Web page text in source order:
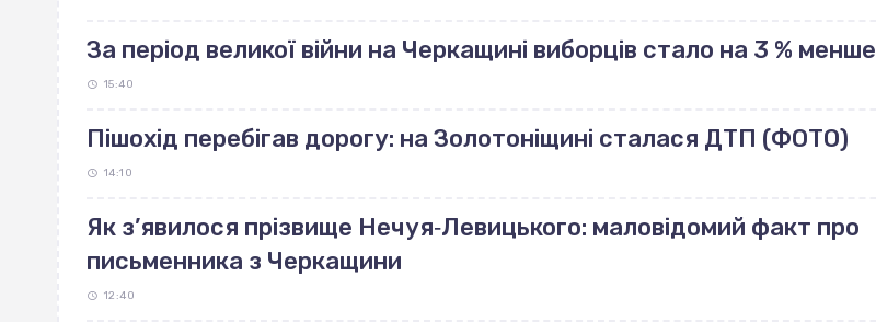
За період великої війни на Черкащині виборців стало на 3 % менше
15:40
Пішохід перебігав дорогу: на Золотоніщині сталася ДТП (ФОТО)
14:10
Як з’явилося прізвище Нечуя‐Левицького: маловідомий факт про
письменника з Черкащини
12:40